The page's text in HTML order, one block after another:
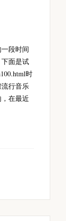
段时间
面是试
时
行音乐
在最近